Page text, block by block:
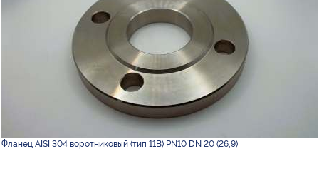
Фланец AISI 304 воротниковый (тип 11B) PN10 DN 20 (26,9)